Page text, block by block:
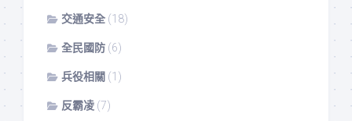
交通安全 (18)
全民國防 (6)
兵役相關 (1)
反霸凌 (7)